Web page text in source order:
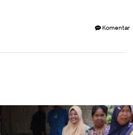
Komentar